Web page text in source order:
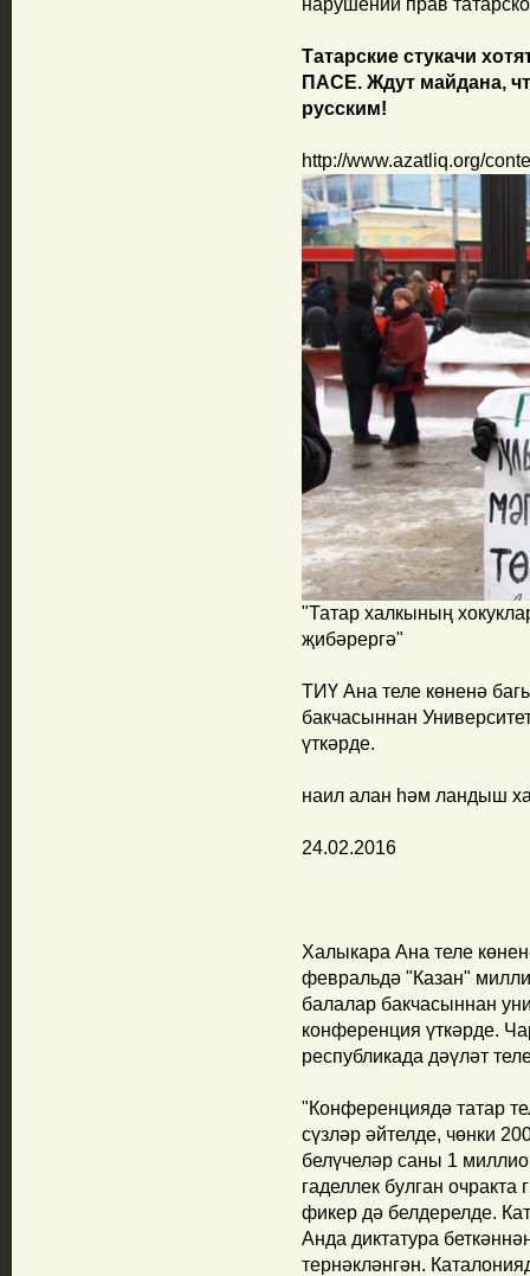
нарушении прав
Татарские стукачи
ПАСЕ. Ждут майдана,
русским!
http://www.azatliq.org/
"Татар халкының
җибәрергә"
ТИҮ Ана теле көненә
бакчасыннан
үткәрде.
наил алан һәм ландыш
24.02.2016
Халыкара Ана теле
февральдә "Казан"
балалар бакчасыннан
конференция үткәрде.
республикада дәүләт
"Конференциядә татар
сүзләр әйтелде, чөнки
белүчеләр саны 1
гаделлек булган
фикер дә белдерелде.
Анда диктатура
тернәкләнгән.